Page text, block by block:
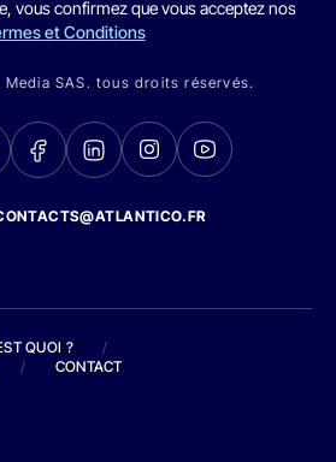
vous confirmez que vous acceptez nos
et Conditions
SAS. tous droits réservés.
QUOI ?
/
/ CONTACT